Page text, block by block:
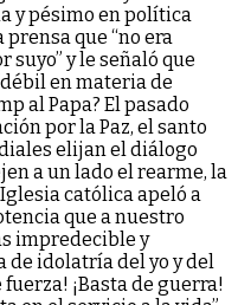
y pésimo en política
prensa que “no era
y le señaló que
en materia de
al Papa? El pasado
por la Paz, el santo
elijan el diálogo
a un lado el rearme, la
católica apeló a
que a nuestro
impredecible y
de idolatría del yo y del
¡Basta de guerra!